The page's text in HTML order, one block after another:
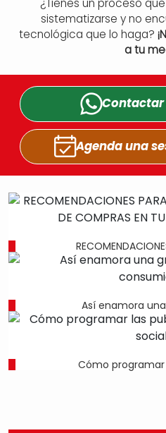
¿Tienes un proceso
sistematizarse y no
tecnológica que lo haga?
a tu
Contactar
Agenda una
Así enamora
Cómo